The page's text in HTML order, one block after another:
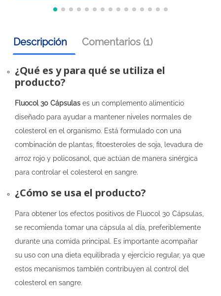
Descripción Comentarios (1)
¿Qué es y para qué se utiliza el
producto?
Fluocol 30 Cápsulas es un complemento alimenticio
diseñado para ayudar a mantener niveles normales de
colesterol en el organismo. Está formulado con una
combinación de plantas, fitoesteroles de soja, levadura de
arroz rojo y policosanol, que actúan de manera sinérgica
para controlar el colesterol en sangre.
¿Cómo se usa el producto?
Para obtener los efectos positivos de Fluocol 30 Cápsulas,
se recomienda tomar una cápsula al día, preferiblemente
durante una comida principal. Es importante acompañar
su uso con una dieta equilibrada y ejercicio regular, ya que
estos mecanismos también contribuyen al control del
colesterol en sangre.